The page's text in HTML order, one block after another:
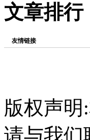
文章排行
友情链接
版权声
请与我们